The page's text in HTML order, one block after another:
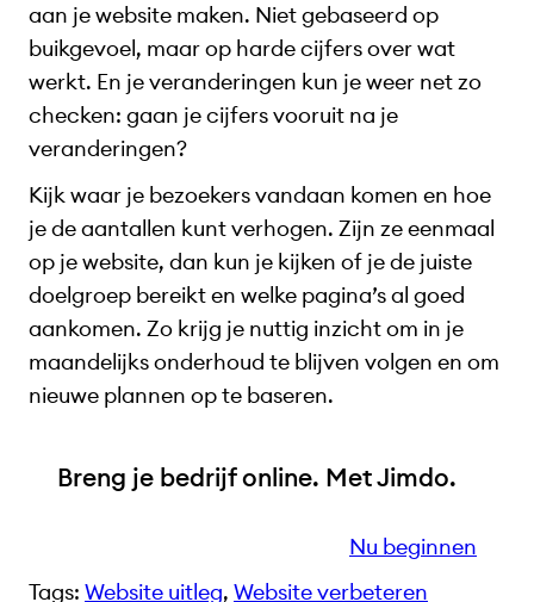
aan je website maken. Niet gebaseerd op
buikgevoel, maar op harde cijfers over wat
werkt. En je veranderingen kun je weer net zo
checken: gaan je cijfers vooruit na je
veranderingen?
Kijk waar je bezoekers vandaan komen en hoe
je de aantallen kunt verhogen. Zijn ze eenmaal
op je website, dan kun je kijken of je de juiste
doelgroep bereikt en welke pagina’s al goed
aankomen. Zo krijg je nuttig inzicht om in je
maandelijks onderhoud te blijven volgen en om
nieuwe plannen op te baseren.
Breng je bedrijf online. Met Jimdo.
Nu beginnen
Tags: Website uitleg, Website verbeteren